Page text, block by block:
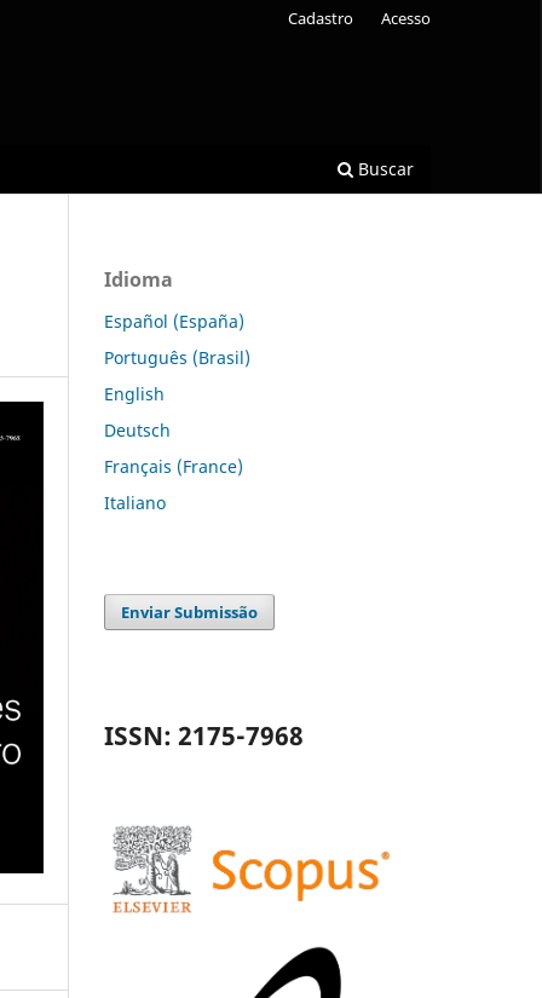
Buscar
Cadastro Acesso
Idioma
Español (España)
Português (Brasil)
English
Deutsch
Français (France)
Italiano
Enviar Submissão
ISSN: 2175-7968